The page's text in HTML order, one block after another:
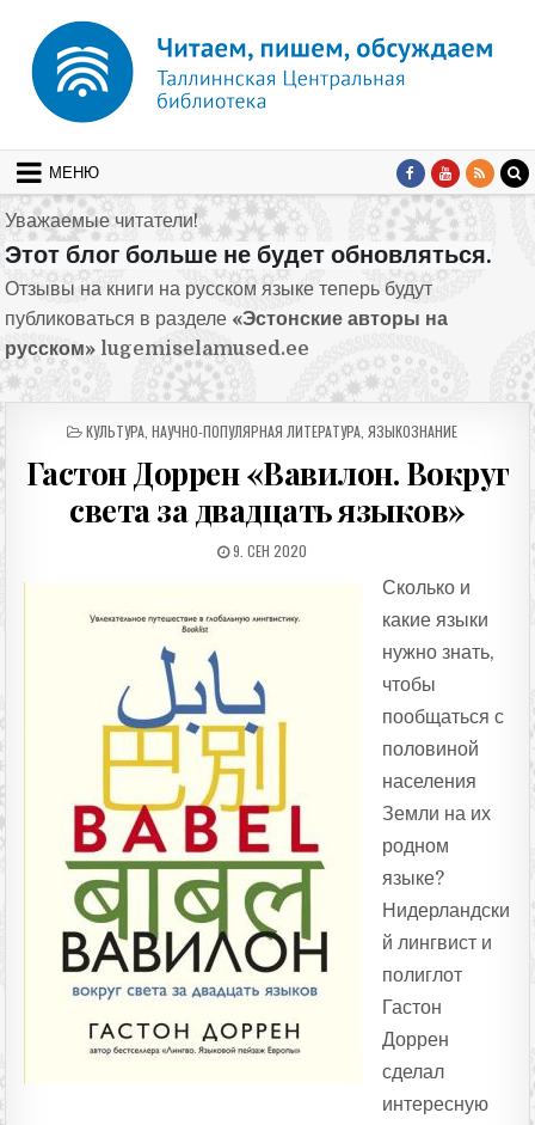
МЕНЮ
Уважаемые читатели!
Этот блог больше не будет обновляться.
Отзывы на книги на русском языке теперь будут
публиковаться в разделе «Эстонские авторы на
русском» lugemiselamused.ee
ОПУБЛИКОВАНО В
КУЛЬТУРА, НАУЧНО-ПОПУЛЯРНАЯ ЛИТЕРАТУРА, ЯЗЫКОЗНАНИЕ
Гастон Доррен «Вавилон. Вокруг
света за двадцать языков»
ДАТА ПУБЛИКАЦИИ:
9. СЕН 2020
Сколько и
какие языки
нужно знать,
чтобы
пообщаться с
половиной
населения
Земли на их
родном
языке?
Нидерландски
й лингвист и
полиглот
Гастон
Доррен
сделал
интересную